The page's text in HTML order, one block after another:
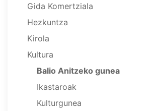
Gida Komertziala
Hezkuntza
Kirola
Kultura
Balio Anitzeko gunea
Ikastaroak
Kulturgunea